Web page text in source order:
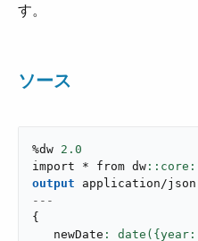
す。
ソース
%dw 2.0
import * from dw
output
application/json
---
{
   newDate
: date({year: